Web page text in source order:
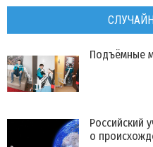
Подъёмные
Российский
о